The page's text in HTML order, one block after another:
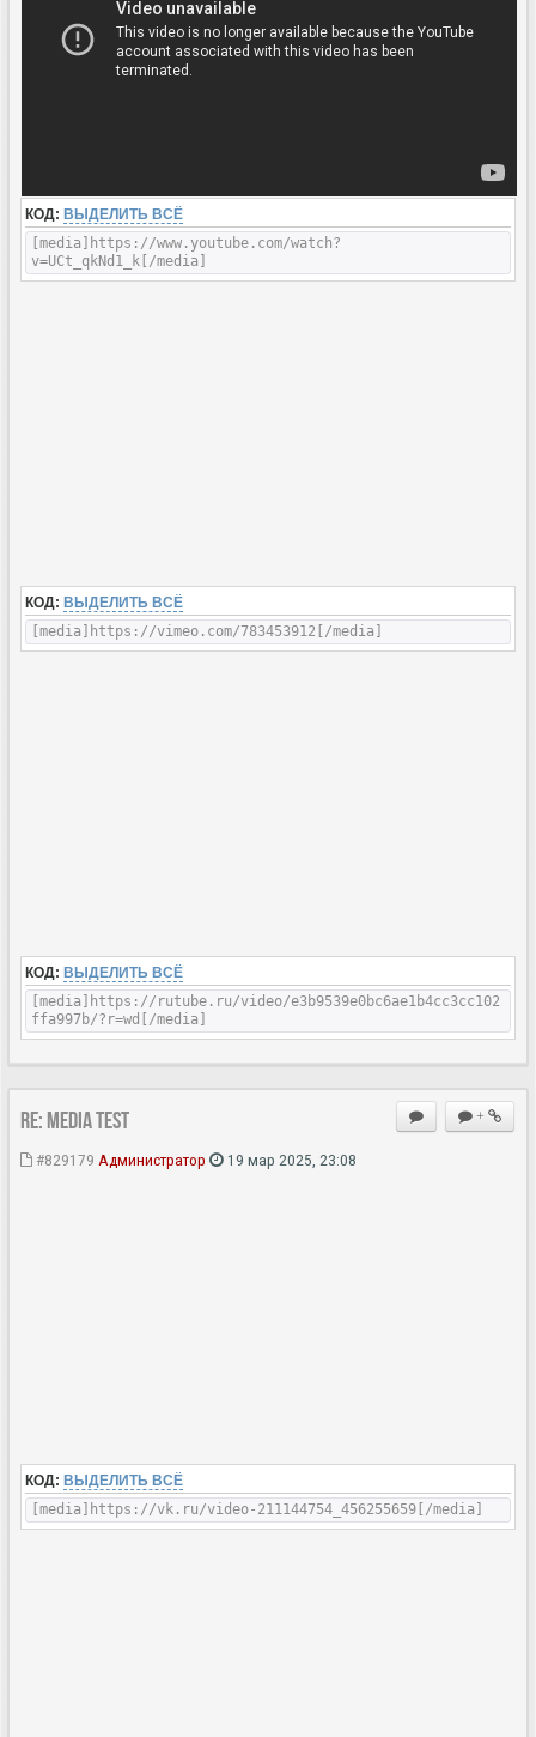
КОД: ВЫДЕЛИТЬ ВСЁ
[media]https://www.youtube.com/watch?
v=UCt_qkNd1_k[/media]
КОД: ВЫДЕЛИТЬ ВСЁ
[media]https://vimeo.com/783453912[/media]
КОД: ВЫДЕЛИТЬ ВСЁ
[media]https://rutube.ru/video/e3b9539e0bc6ae1b4cc3cc102
ffa997b/?r=wd[/media]
+
Re: MEDIA Test
#829179 Администратор 19 мар 2025, 23:08
КОД: ВЫДЕЛИТЬ ВСЁ
[media]https://vk.ru/video-211144754_456255659[/media]